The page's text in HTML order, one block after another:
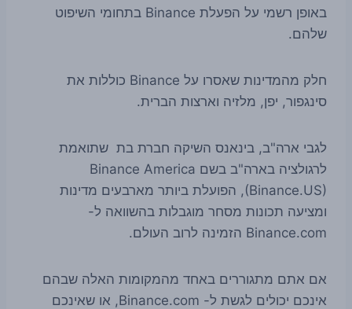
באופן רשמי על הפעלת Binance בתחומי השיפוט
שלהם.
חלק מהמדינות שאסרו על Binance כוללות את
סינגפור, יפן, מלזיה וארצות הברית.
לגבי ארה"ב, בינאנס השיקה חברת בת שתואמת
לרגולציה בארה"ב בשם Binance America
(Binance.US), הפועלת ביותר מארבעים מדינות
ומציעה תכונות מסחר מוגבלות בהשוואה ל-
Binance.com הזמינה לרוב העולם.
אם אתם מתגוררים באחד מהמקומות האלה שבהם
אינכם יכולים לגשת ל- Binance.com, או שאינכם